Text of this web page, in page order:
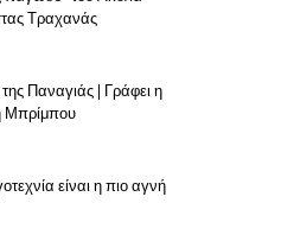
Τραχανάς
Παναγιάς | Γράφει η
Μπρίμπου
είναι η πιο αγνή